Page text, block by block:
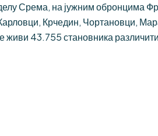
Срема, на јужним обронцима
Крчедин, Чортановци,
43.755 становника